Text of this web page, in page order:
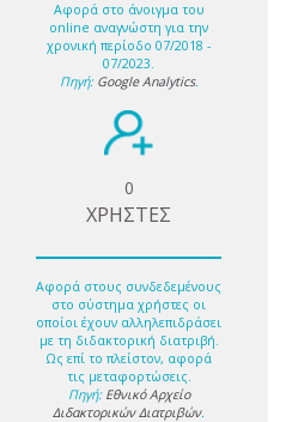
Αφορά στο άνοιγμα του
online αναγνώστη για την
χρονική περίοδο 07/2018 -
07/2023.
Πηγή: Google Analytics.
0
ΧΡΗΣΤΕΣ
Αφορά στους συνδεδεμένους
στο σύστημα χρήστες οι
οποίοι έχουν αλληλεπιδράσει
με τη διδακτορική διατριβή.
Ως επί το πλείστον, αφορά
τις μεταφορτώσεις.
Πηγή: Εθνικό Αρχείο
Διδακτορικών Διατριβών.